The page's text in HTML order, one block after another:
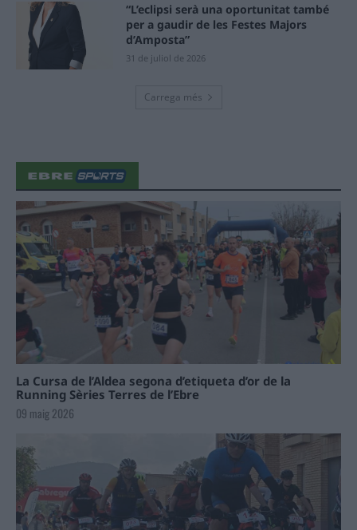
“L’eclipsi serà una oportunitat també
per a gaudir de les Festes Majors
d’Amposta”
31 de juliol de 2026
Carrega més
La Cursa de l’Aldea segona d’etiqueta d’or de la
Running Sèries Terres de l’Ebre
09 maig 2026